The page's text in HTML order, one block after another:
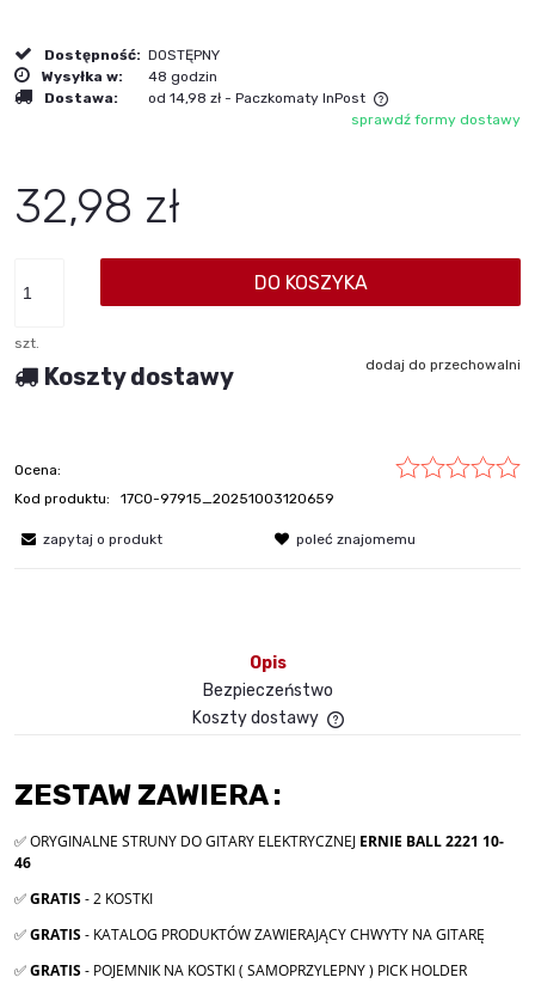
Dostępność: DOSTĘPNY
Wysyłka w:
48 godzin
Dostawa:
od 14,98 zł - Paczkomaty InPost
Cena nie zawiera ewentualnych kosztów płatnościsprawdź formy dostawy
32,98 zł
szt.
DO KOSZYKA
dodaj do przechowalni
Koszty dostawy
Ocena:
Kod produktu:
17C0-97915_20251003120659
zapytaj o produkt poleć znajomemu
Opis
Bezpieczeństwo
Koszty dostawy
ZESTAW ZAWIERA :
✅ ORYGINALNE STRUNY DO GITARY ELEKTRYCZNEJ ERNIE BALL 2221 10-
46
✅GRATIS- 2 KOSTKI
✅GRATIS- KATALOG PRODUKTÓW ZAWIERAJĄCY CHWYTY NA GITARĘ
✅GRATIS- POJEMNIK NA KOSTKI ( SAMOPRZYLEPNY ) PICK HOLDER